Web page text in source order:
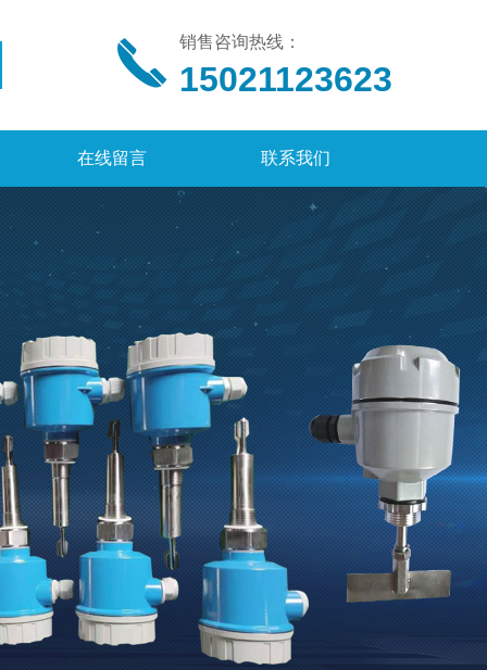
销售咨询热线：
15021123623
在线留言 联系我们